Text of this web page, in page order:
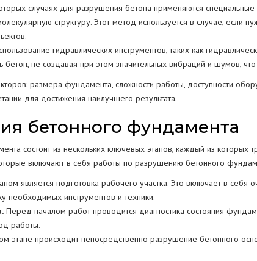
случаях для разрушения бетона применяются
структуру. Этот метод используется в случае, если
гидравлических инструментов, таких как
не создавая при этом значительных вибраций и шумов,
размера фундамента, сложности работы, доступности
для достижения наилучшего результата.
бетонного фундамента
состоит из нескольких ключевых этапов, каждый из которых
включают в себя работы по разрушению бетонного
является подготовка рабочего участка. Это включает в себя
необходимых инструментов и техники.
Перед началом работ проводится диагностика состояния
работы.
этапе происходит непосредственно разрушение бетонного